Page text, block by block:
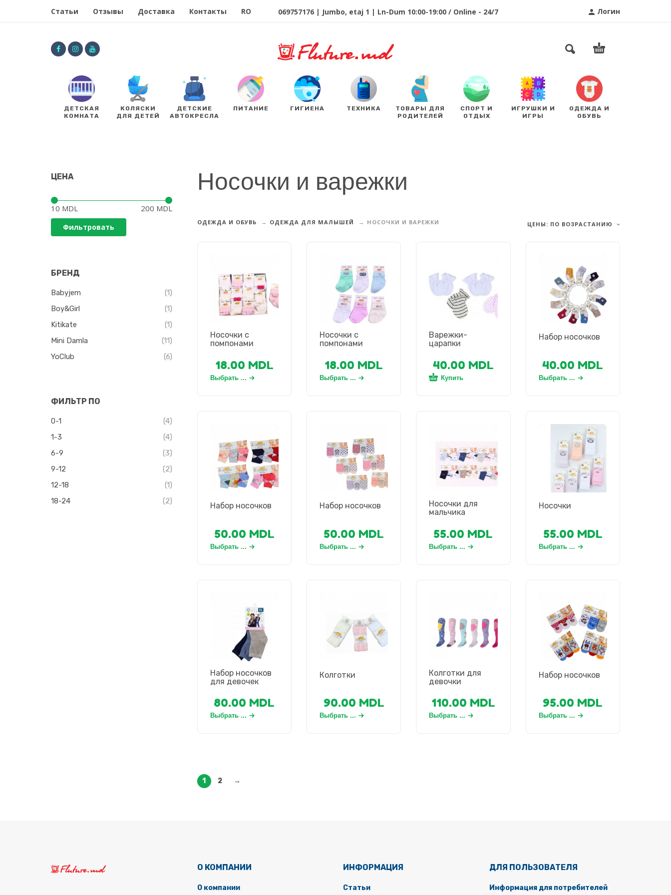
Логин
Статьи Отзывы Доставка Контакты RO 069757176 | Jumbo, etaj 1 | Ln-Dum 10:00-19:00 / Online - 24/7
ДЕТСКАЯ
КОМНАТА
КОЛЯСКИ
ДЛЯ ДЕТЕЙ
ДЕТСКИЕ
АВТОКРЕСЛА
ПИТАНИЕ ГИГИЕНА ТЕХНИКА
ТОВАРЫ ДЛЯ
РОДИТЕЛЕЙ
СПОРТ И
ОТДЫХ
ИГРУШКИ И
ИГРЫ
ОДЕЖДА И
ОБУВЬ
ЦЕНА
Фильтровать
10 MDL 200 MDL
БРЕНД
Babyjem
(1)
Boy&Girl
(1)
Kitikate
(1)
Mini Damla
(11)
YoClub
(6)
ФИЛЬТР ПО
0-1
(4)
1-3
(4)
6-9
(3)
9-12
(2)
12-18
(1)
18-24
(2)
Носочки и варежки
ОДЕЖДА И ОБУВЬ ОДЕЖДА ДЛЯ МАЛЫШЕЙ НОСОЧКИ И ВАРЕЖКИ ЦЕНЫ: ПО ВОЗРАСТАНИЮ
Носочки с
помпонами
18.00 MDL
Выбрать ...
Носочки с
помпонами
18.00 MDL
Выбрать ...
Варежки-
царапки
40.00 MDL
Купить
Набор носочков
40.00 MDL
Выбрать ...
Набор носочков
50.00 MDL
Выбрать ...
Набор носочков
50.00 MDL
Выбрать ...
Носочки для
мальчика
55.00 MDL
Выбрать ...
Носочки
55.00 MDL
Выбрать ...
Набор носочков
для девочек
80.00 MDL
Выбрать ...
Колготки
90.00 MDL
Выбрать ...
Колготки для
девочки
110.00 MDL
Выбрать ...
Набор носочков
95.00 MDL
Выбрать ...
1 2 →
О КОМПАНИИ
О компании
ИНФОРМАЦИЯ
Статьи
ДЛЯ ПОЛЬЗОВАТЕЛЯ
Информация для потребителей